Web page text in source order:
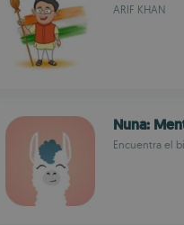
ARIF KHAN
Nuna:
Encuentra el